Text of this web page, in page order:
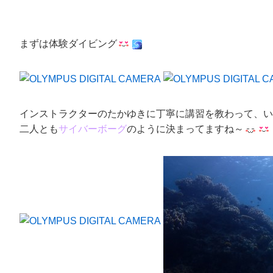
まずは体験ダイビング
インストラクターのたかゆき に丁寧に講習を教わって、
二人ともサイバーボーグのように決まってますね～